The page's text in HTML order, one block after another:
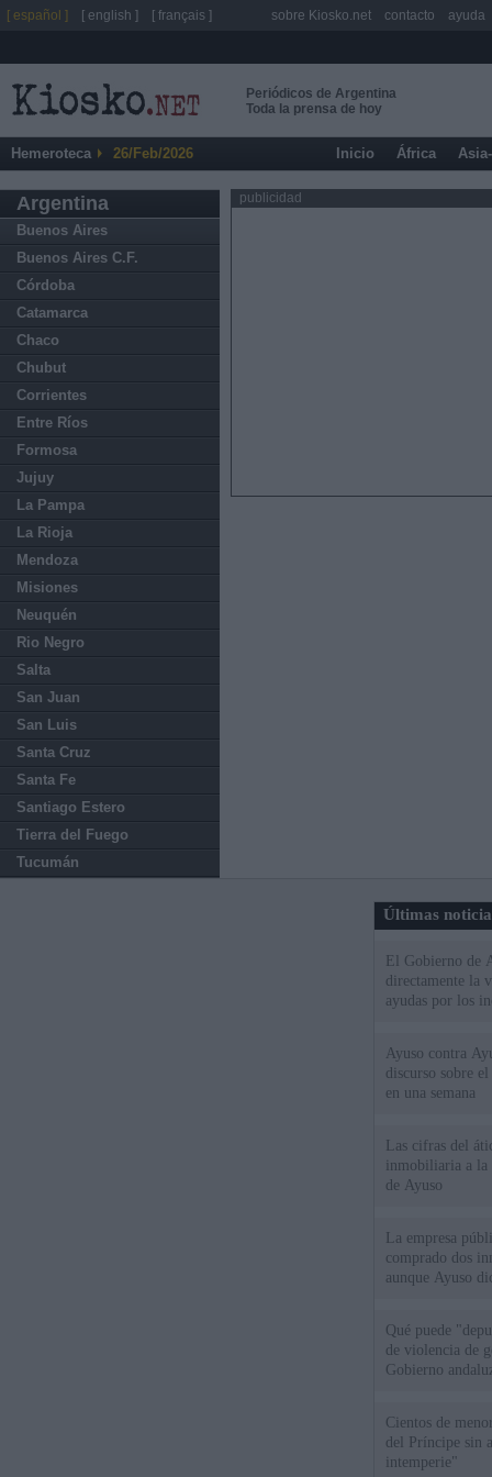
Periódicos de Argentina
Toda la prensa de hoy
Hemeroteca 26/Feb/2026 Inicio África
Argentina
Buenos Aires
Buenos Aires C.F.
Córdoba
Catamarca
Chaco
Chubut
Corrientes
Entre Ríos
Formosa
Jujuy
La Pampa
La Rioja
Mendoza
Misiones
Neuquén
Rio Negro
Salta
San Juan
San Luis
Santa Cruz
Santa Fe
Santiago Estero
Tierra del Fuego
Tucumán
publicidad
Últimas
El Gobierno de
directamente la
ayudas por los
Ayuso contra
discurso sobre
en una semana
Las cifras del
inmobiliaria a la
de Ayuso
La empresa
comprado dos
aunque Ayuso
Qué puede
de violencia de
Gobierno
Cientos de
del Príncipe sin
intemperie"
[ español ] [ english ] [ français ] sobre Kiosko.net contacto ayuda